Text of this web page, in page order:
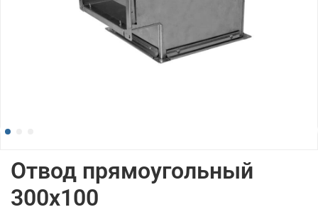
Отвод прямоугольный
300x100